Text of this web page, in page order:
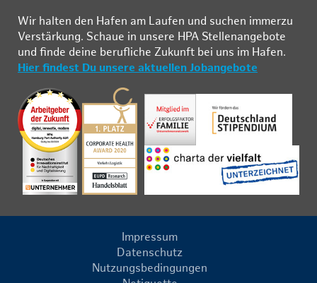
Wir hal­ten den Ha­fen am Lau­fen und su­chen im­mer­zu
Ver­stär­kung. Schau­e in un­se­re HPA Stel­len­an­ge­bo­te
und fin­de deine be­ruf­li­che Zu­kunft bei uns im Ha­fen.
Hier findest Du unsere aktuellen Jobangebote
Impressum
Datenschutz
Nutzungsbedingungen